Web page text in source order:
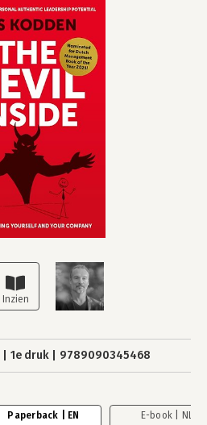
1e druk 9789090345468
Paperback | EN E-book | NL